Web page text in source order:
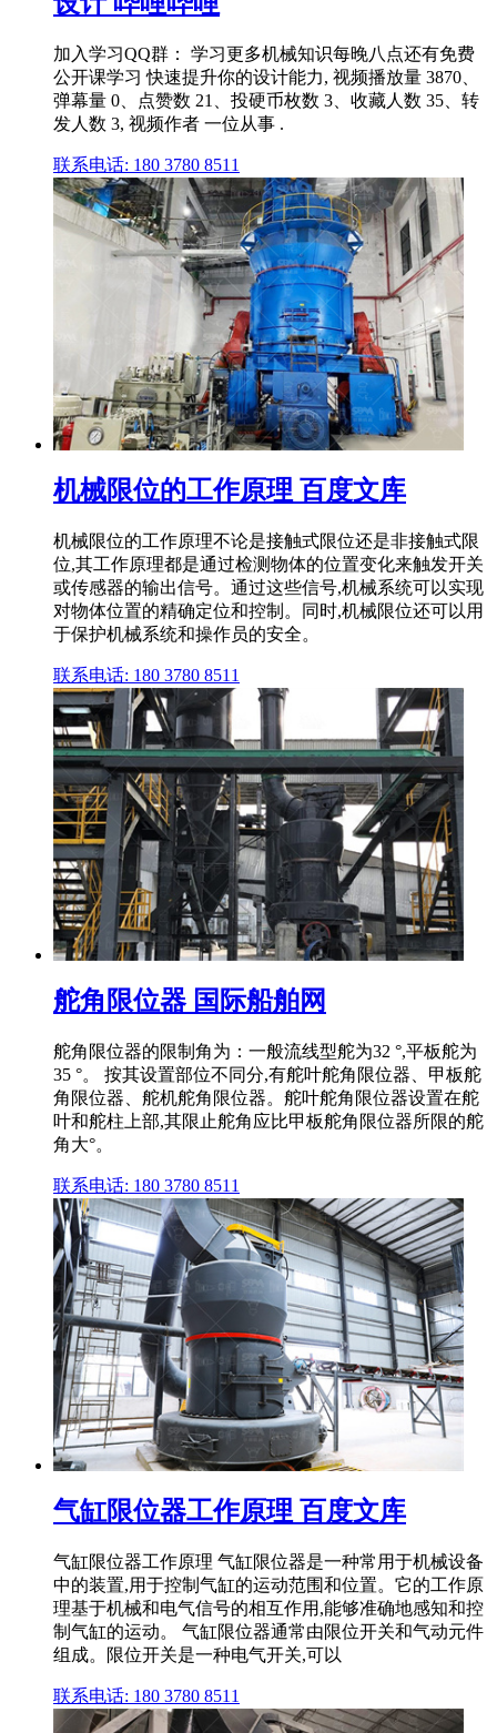
加入学习QQ群： 学习更多机械知识每晚八点还有免费
公开课学习 快速提升你的设计能力, 视频播放量 3870、
弹幕量 0、点赞数 21、投硬币枚数 3、收藏人数 35、转
发人数 3, 视频作者 一位从事 .
联系电话: 180 3780 8511
机械限位的工作原理 百度文库
机械限位的工作原理不论是接触式限位还是非接触式限
位,其工作原理都是通过检测物体的位置变化来触发开关
或传感器的输出信号。通过这些信号,机械系统可以实现
对物体位置的精确定位和控制。同时,机械限位还可以用
于保护机械系统和操作员的安全。
联系电话: 180 3780 8511
舵角限位器 国际船舶网
舵角限位器的限制角为：一般流线型舵为32 °,平板舵为
35 °。 按其设置部位不同分,有舵叶舵角限位器、甲板舵
角限位器、舵机舵角限位器。舵叶舵角限位器设置在舵
叶和舵柱上部,其限止舵角应比甲板舵角限位器所限的舵
角大°。
联系电话: 180 3780 8511
气缸限位器工作原理 百度文库
气缸限位器工作原理 气缸限位器是一种常用于机械设备
中的装置,用于控制气缸的运动范围和位置。它的工作原
理基于机械和电气信号的相互作用,能够准确地感知和控
制气缸的运动。 气缸限位器通常由限位开关和气动元件
组成。限位开关是一种电气开关,可以
联系电话: 180 3780 8511